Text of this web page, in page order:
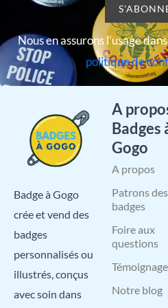
Nous en assurons l’usage
politique de
Badge à Gogo
crée et vend des
badges
personnalisés ou
illustrés, conçus
avec soin dans
A
Badges
Gogo
A propos
Patrons des
badges
Foire aux
questions
Notre blog